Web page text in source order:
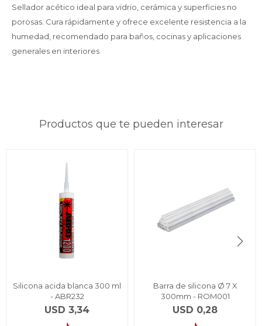
Sellador acético ideal para vidrio, cerámica y superficies no
porosas. Cura rápidamente y ofrece excelente resistencia a la
humedad, recomendado para baños, cocinas y aplicaciones
generales en interiores
Productos que te pueden interesar
Silicona acida blanca 300 ml
- ABR232
USD 3,34
Barra de silicona Ø 7 X
300mm - ROM001
USD 0,28